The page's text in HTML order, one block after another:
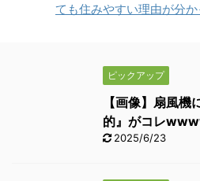
ても住みやすい理由が分か
ピックアップ
【画像】扇風機
的』がコレ
2025/6/23